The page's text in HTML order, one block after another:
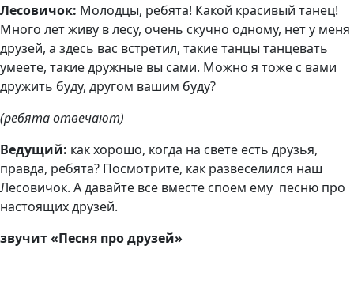
Лесовичок: Молодцы, ребята! Какой красивый танец!
Много лет живу в лесу, очень скучно одному, нет у меня
друзей, а здесь вас встретил, такие танцы танцевать
умеете, такие дружные вы сами. Можно я тоже с вами
дружить буду, другом вашим буду?
(ребята отвечают)
Ведущий: как хорошо, когда на свете есть друзья,
правда, ребята? Посмотрите, как развеселился наш
Лесовичок. А давайте все вместе споем ему песню про
настоящих друзей.
звучит «Песня про друзей»